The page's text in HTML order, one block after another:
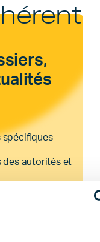
spécifiques
des autorités et